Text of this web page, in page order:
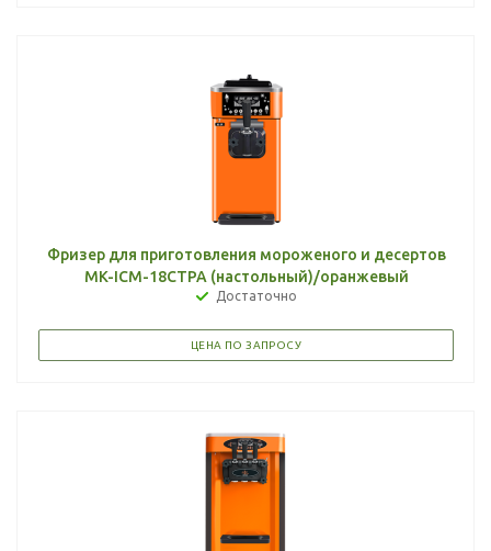
Фризер для приготовления мороженого и десертов
MK-ICM-18CTPA (настольный)/оранжевый
Достаточно
ЦЕНА ПО ЗАПРОСУ